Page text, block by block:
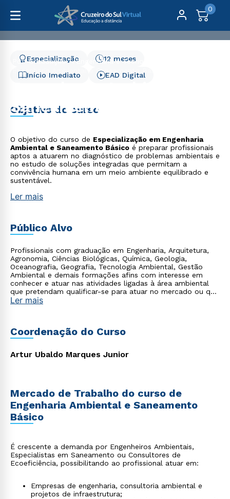
0
Pós-Graduação
Engenharia e Tecnologia
Engenharia Ambiental e Saneamento Básico
Saneamento Básico
Início Imediato
12 meses
Especialização
EAD Digital
Objetivo do curso
O objetivo do curso de Especialização em Engenharia
Ambiental e Saneamento Básico é preparar profissionais
aptos a atuarem no diagnóstico de problemas ambientais e
no estudo de soluções integradas que permitam a
convivência humana em um meio ambiente equilibrado e
sustentável.
Ler mais
Público Alvo
Profissionais com graduação em Engenharia, Arquitetura,
Agronomia, Ciências Biológicas, Química, Geologia,
Oceanografia, Geografia, Tecnologia Ambiental, Gestão
Ambiental e demais formações afins com interesse em
conhecer e atuar nas atividades ligadas à área ambiental
que pretendam qualificar-se para atuar no mercado ou que
já atuam na área e que necessitam de uma reciclagem para
conhecimentos ou como projeto de carreira.
Ler mais
Coordenação do Curso
Artur Ubaldo Marques Junior
Mercado de Trabalho do curso de
Engenharia Ambiental e Saneamento
Básico
É crescente a demanda por Engenheiros Ambientais,
Especialistas em Saneamento ou Consultores de
Ecoeficiência, possibilitando ao profissional atuar em:
Empresas de engenharia, consultoria ambiental e
projetos de infraestrutura;